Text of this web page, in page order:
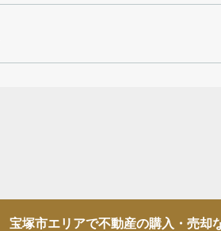
宝塚市エリアで不動産の購入・売却